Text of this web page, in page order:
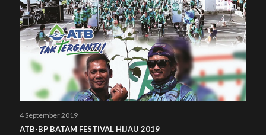
4 September 2019
ATB-BP BATAM FESTIVAL HIJAU 2019